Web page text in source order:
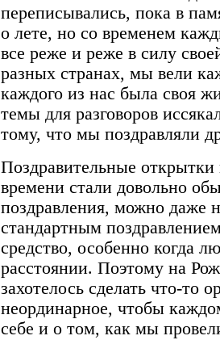
переписывались, пока в
о лете, но со временем
все реже и реже в силу
разных странах, мы вели
каждого из нас была своя
темы для разговоров
тому, что мы поздравляли
Поздравительные открытки
времени стали довольно
поздравления, можно даже
стандартным
средство, особенно когда
расстоянии. Поэтому на
захотелось сделать что-то
неординарное, чтобы
себе и о том, как мы